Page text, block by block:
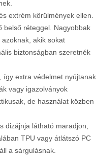
extrém körülmények ellen.
belső réteggel. Nagyobbak
akik sokat
biztonságban szeretnék
így extra védelmet nyújtanak
vagy igazolványok
de használat közben
dizájnja látható maradjon,
TPU vagy átlátszó PC
a sárgulásnak.